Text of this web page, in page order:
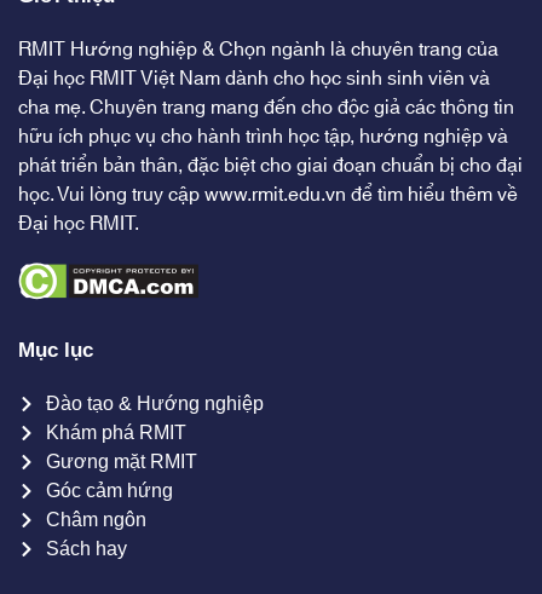
RMIT Hướng nghiệp & Chọn ngành là chuyên trang của
Đại học RMIT Việt Nam dành cho học sinh sinh viên và
cha mẹ. Chuyên trang mang đến cho độc giả các thông tin
hữu ích phục vụ cho hành trình học tập, hướng nghiệp và
phát triển bản thân, đặc biệt cho giai đoạn chuẩn bị cho đại
học. Vui lòng truy cậpwww.rmit.edu.vnđể tìm hiểu thêm về
Đại học RMIT.
Mục lục
Đào tạo & Hướng nghiệp
Khám phá RMIT
Gương mặt RMIT
Góc cảm hứng
Châm ngôn
Sách hay